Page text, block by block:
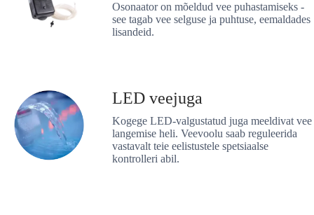
Osonaator on mõeldud vee puhastamiseks -
see tagab vee selguse ja puhtuse, eemaldades
lisandeid.
LED veejuga
Kogege LED-valgustatud juga meeldivat vee
langemise heli. Veevoolu saab reguleerida
vastavalt teie eelistustele spetsiaalse
kontrolleri abil.